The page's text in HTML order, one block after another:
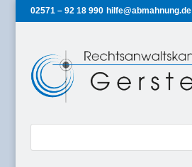
02571 – 92 18 990 hilfe@abmahnung.de